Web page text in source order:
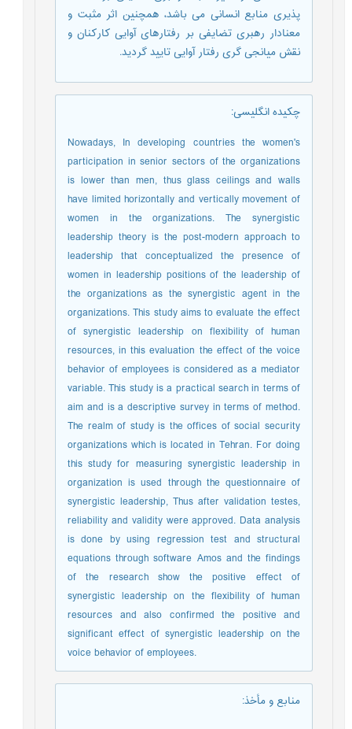
پذیری منابع انسانی می باشد، همچنین اثر مثبت و
معنادار رهبری تضایفی بر رفتارهای آوایی کارکنان و
نقش میانجی گری رفتار آوایی تایید گردید.
چکیده انگلیسی:
Nowadays, In developing countries the women's
participation in senior sectors of the organizations
is lower than men, thus glass ceilings and walls
have limited horizontally and vertically movement of
women in the organizations. The synergistic
leadership theory is the post-modern approach to
leadership that conceptualized the presence of
women in leadership positions of the leadership of
the organizations as the synergistic agent in the
organizations. This study aims to evaluate the effect
of synergistic leadership on flexibility of human
resources, in this evaluation the effect of the voice
behavior of employees is considered as a mediator
variable. This study is a practical search in terms of
aim and is a descriptive survey in terms of method.
The realm of study is the offices of social security
organizations which is located in Tehran. For doing
this study for measuring synergistic leadership in
organization is used through the questionnaire of
synergistic leadership, Thus after validation testes,
reliability and validity were approved. Data analysis
is done by using regression test and structural
equations through software Amos and the findings
of the research show the positive effect of
synergistic leadership on the flexibility of human
resources and also confirmed the positive and
significant effect of synergistic leadership on the
voice behavior of employees.
منابع و مأخذ: